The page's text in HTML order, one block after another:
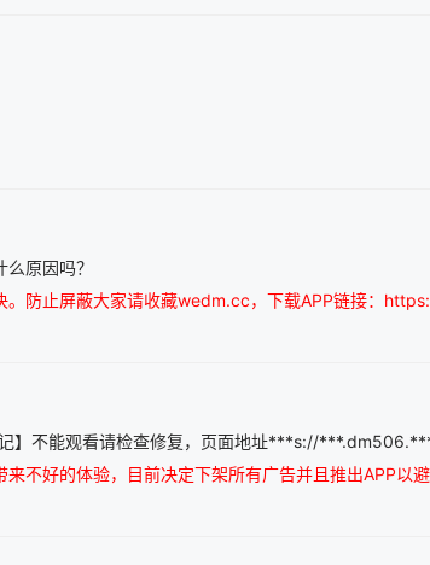
原因吗？
。防止屏蔽大家请收藏wedm.cc，下载APP链接：
】不能观看请检查修复，页面地址***s://
不好的体验，目前决定下架所有广告并且推出APP以